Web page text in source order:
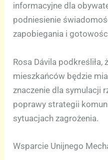
informacyjne dla
podniesienie
zapobiegania i
Rosa Dávila podkreśliła,
mieszkańców będzie
znaczenie dla symulacji
poprawy strategii
sytuacjach zagrożenia.
Wsparcie Unijnego